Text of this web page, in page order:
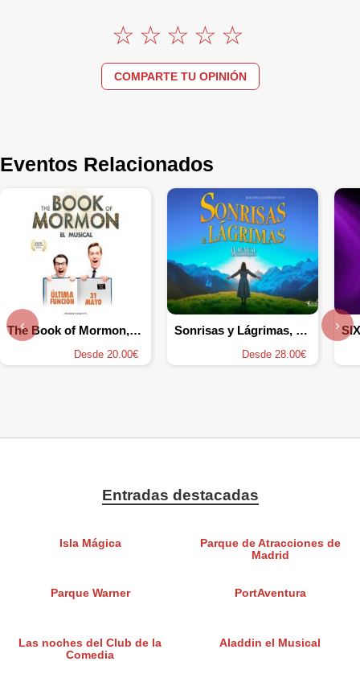
COMPARTE TU OPINIÓN
Eventos Relacionados
The Book of Mormon, el musical
Desde 20.00€
Sonrisas y Lágrimas, el Musical
Desde 28.00€
‹ ›
Entradas destacadas
Isla Mágica
Parque de Atracciones de
Madrid
Parque Warner PortAventura
Las noches del Club de la
Comedia
Aladdin el Musical